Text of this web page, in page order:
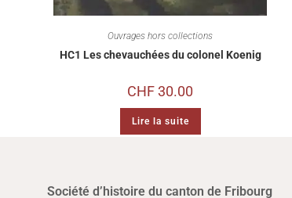
Ouvrages hors collections
HC1 Les chevauchées du colonel Koenig
CHF30.00
Lire la suite
Société d’histoire du canton de Fribourg